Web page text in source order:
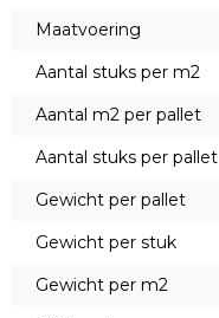
Maatvoering
Aantal stuks per m2
Aantal m2 per pallet
Aantal stuks per pallet
Gewicht per pallet
Gewicht per stuk
Gewicht per m2